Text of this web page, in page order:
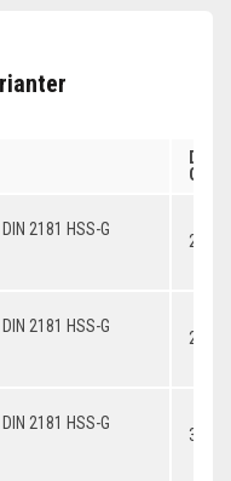
2181 HSS-G
2181 HSS-G
2181 HSS-G